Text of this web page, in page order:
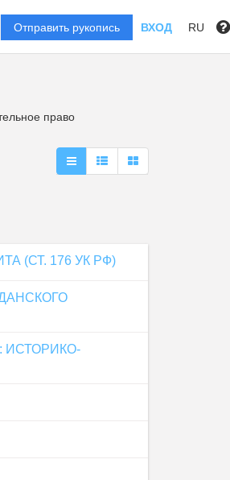
Отправить рукопись ВХОД RU
право
(СТ. 176 УК РФ)
ИСТОРИКО-